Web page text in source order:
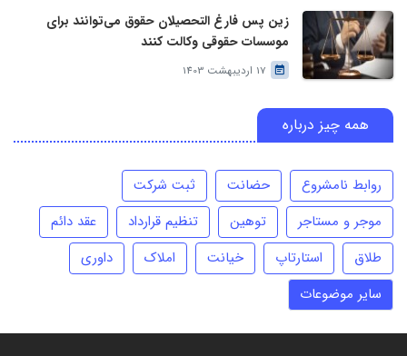
زین پس فارغ التحصیلان حقوق می‌توانند برای
موسسات حقوقی وکالت کنند
17 اردیبهشت 1403
همه چیز درباره
روابط نامشروع حضانت
ثبت شرکت
موجر و مستاجر
توهین تنظیم قرارداد
عقد دائم
طلاق
استارتاپ خیانت املاک
داوری
سایر موضوعات